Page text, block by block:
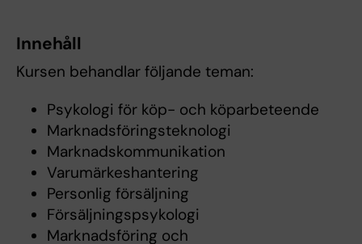
Innehåll
Kursen behandlar följande teman:
Psykologi för köp- och köparbeteende
Marknadsföringsteknologi
Marknadskommunikation
Varumärkeshantering
Personlig försäljning
Försäljningspsykologi
Marknadsföring och